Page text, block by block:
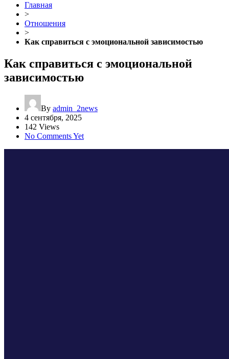
Главная
>
Отношения
>
Как справиться с эмоциональной зависимостью
Как справиться с эмоциональной
зависимостью
By admin_2news
4 сентября, 2025
142 Views
No Comments Yet